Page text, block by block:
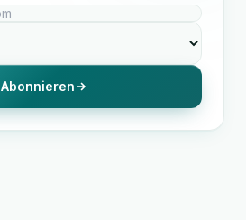
Abonnieren